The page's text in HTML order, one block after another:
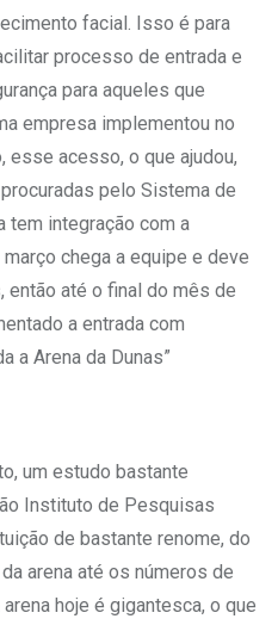
facial. Isso é para
processo de entrada e
para aqueles que
empresa implementou no
esse acesso, o que ajudou,
pelo Sistema de
integração com a
chega a equipe e deve
até o final do mês de
a entrada com
a Arena da Dunas”
um estudo bastante
Instituto de Pesquisas
de bastante renome, do
arena até os números de
hoje é gigantesca, o que